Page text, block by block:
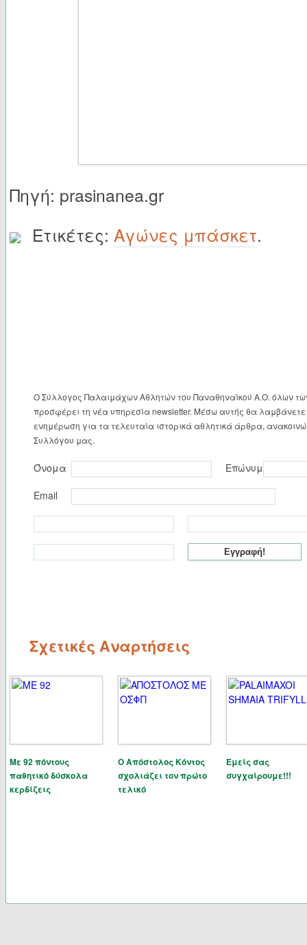
Πηγή: prasinanea.gr
Ετικέτες: Αγώνες μπάσκετ.
Ο Σύλλογος Παλαιμάχων Αθλητών του Παναθηναϊκού Α.Ο. όλων
προσφέρει τη νέα υπηρεσία newsletter. Μέσω αυτής θα
ενημέρωση για τα τελευταία ιστορικά αθλητικά άρθρα,
Συλλόγου μας.
Όνομα
Επώνυμο
Email
Σχετικές Αναρτήσεις
Με 92 πόντους
παθητικό δύσκολα
κερδίζεις
Ο Απόστολος Κόντος
σχολιάζει τον πρώτο
τελικό
Εμείς σας
συγχαίρουμε!!!